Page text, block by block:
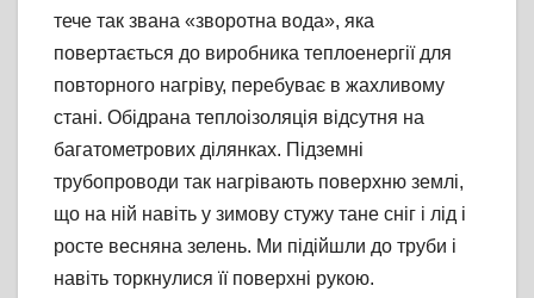
тече так звана «зворотна вода», яка
повертається до виробника теплоенергії для
повторного нагріву, перебуває в жахливому
стані. Обідрана теплоізоляція відсутня на
багатометрових ділянках. Підземні
трубопроводи так нагрівають поверхню землі,
що на ній навіть у зимову стужу тане сніг і лід і
росте весняна зелень. Ми підійшли до труби і
навіть торкнулися її поверхні рукою.